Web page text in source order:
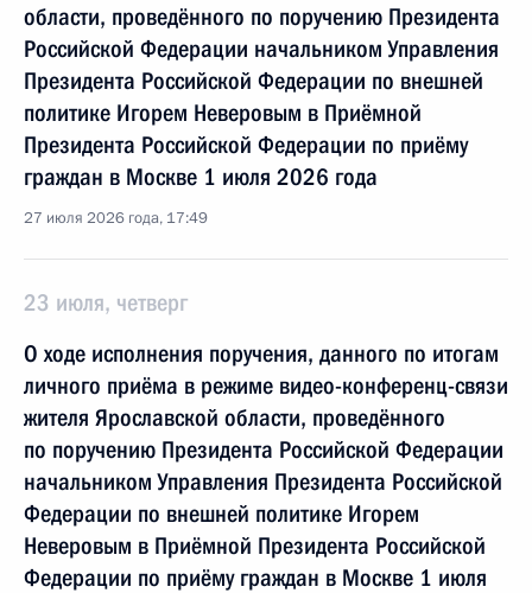
области, проведённого по поручению Президента
Российской Федерации начальником Управления
Президента Российской Федерации по внешней
политике Игорем Неверовым в Приёмной
Президента Российской Федерации по приёму
граждан в Москве 1 июля 2026 года
27 июля 2026 года, 17:49
23 июля, четверг
О ходе исполнения поручения, данного по итогам
личного приёма в режиме видео-конференц-связи
жителя Ярославской области, проведённого
по поручению Президента Российской Федерации
начальником Управления Президента Российской
Федерации по внешней политике Игорем
Неверовым в Приёмной Президента Российской
Федерации по приёму граждан в Москве 1 июля